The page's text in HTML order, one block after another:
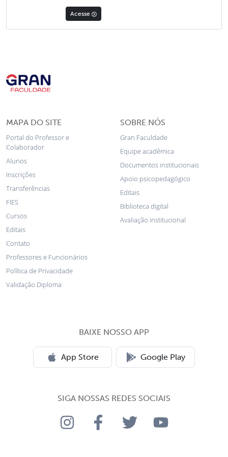
Acesse
MAPA DO SITE
Portal do Professor e
Colaborador
Alunos
Inscrições
Transferências
FIES
Cursos
Editais
Contato
Professores e Funcionários
Política de Privacidade
Validação Diploma
SOBRE NÓS
Gran Faculdade
Equipe acadêmica
Documentos institucionais
Apoio psicopedagógico
Editais
Biblioteca digital
Avaliação institucional
BAIXE NOSSO APP
App Store Google Play
SIGA NOSSAS REDES SOCIAIS